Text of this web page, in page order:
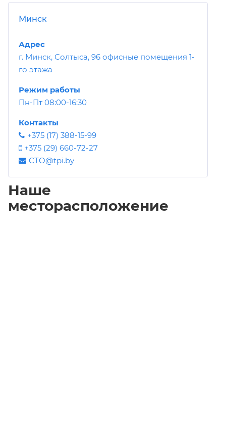
Минск
Адрес
г. Минск, Солтыса, 96 офисные помещения 1-
го этажа
Режим работы
Пн-Пт 08:00-16:30
Контакты
+375 (17) 388-15-99
+375 (29) 660-72-27
CTO@tpi.by
Наше
месторасположение